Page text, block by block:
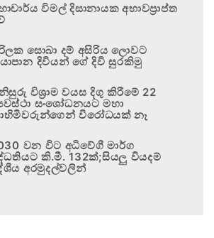
විමල් දිසානායක අභාවප්‍රාප්ත
සොබා දම් අසිරිය ලොවට
දිවියන් ගේ දිවි සුරකිමු
විශ්‍රාම වයස දිගු කිරීමේ 22
සංශෝධනයට මහා
විරෝධයක් නෑ
වන විට අධිවේගී මාර්ග
කි.මී. 132ක්;සියලු වියදම්
අරමුදල්වලින්